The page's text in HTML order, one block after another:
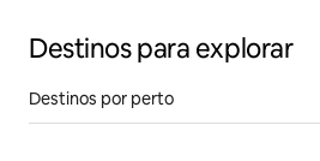
Destinos para explorar
Destinos por perto